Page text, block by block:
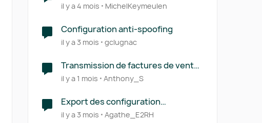
il y a 4 mois MichelKeymeulen
Configuration anti-spoofing
il y a 3 mois gclugnac
Transmission de factures de ventes
via la PA
il y a 1 mois Anthony_S
Export des configuration
d'abonnement
il y a 3 mois Agathe_E2RH